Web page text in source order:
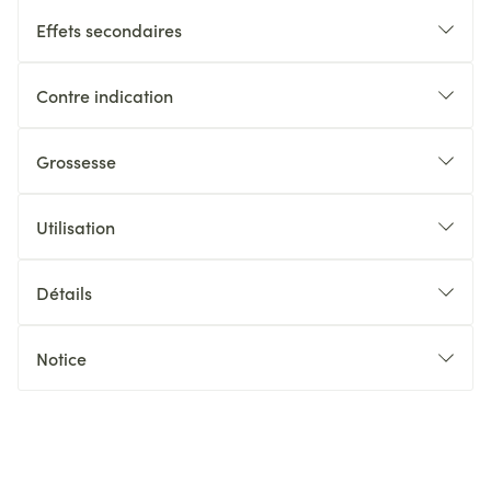
Effets secondaires
Contre indication
Grossesse
Utilisation
Détails
Notice